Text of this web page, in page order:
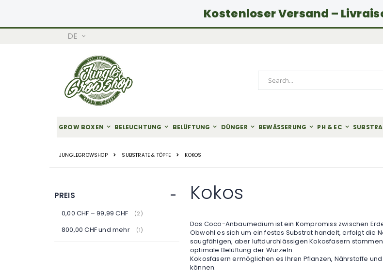
Kostenloser Versand –
ZumSPRACHE
DE
Search
GROW BOXEN BELEUCHTUNG BELÜFTUNG DÜNGER BEWÄSSERUNG PH & EC
JUNGLEGROWSHOP SUBSTRATE & TÖPFE KOKOS
Kokos
Das Coco-Anbaumedium ist ein Kompromiss zwischen
Obwohl es sich um ein festes Substrat handelt, erfolgt die
saugfähigen, aber luftdurchlässigen Kokosfasern
optimale Belüftung der Wurzeln.
Kokosfasern ermöglichen es Ihren Pflanzen, Nährstoffe
können.
PREIS
0,00 CHF –99,99 CHF 2Artikel
800,00 CHFund mehr 1Artikel